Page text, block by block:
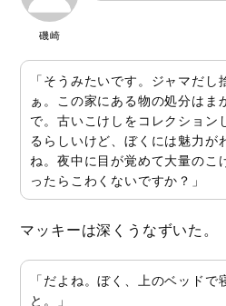
磯崎
「そうみたいです。ジャマだし
ぁ。この家にある物の処分はま
で。古いこけしをコレクション
るらしいけど、ぼくには魅力が
ね。夜中に目が覚めて大量のこ
ったらこわくないですか？」
マッキーは深くうなずいた。
「だよね。ぼく、上のベッドで
と。」